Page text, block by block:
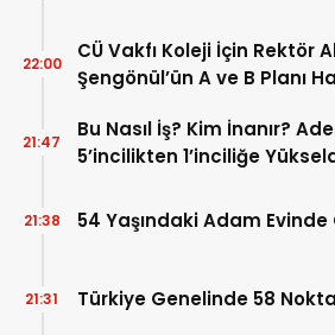
CÜ Vakfı Koleji İçin Rektör
Şengönül’ün A ve B Planı
22:00
Bu Nasıl İş? Kim İnanır?
5’incilikten 1’inciliğe
21:47
54 Yaşındaki Adam
21:38
Türkiye Genelinde 58
21:31